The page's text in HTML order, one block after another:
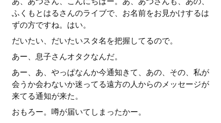
ふくもとはるさんのライブで、お名前をお見かけするは
ずの方ですね。はい。
だいたい、だいたいスタ名を把握してるので。
あー、息子さんオタクなんだ。
あー、あ、やっぱなんか今通知きて、あの、その、私が
会うか会わないか迷ってる遠方の人からのメッセージが
来てる通知が来た。
おもろー。噂が届いてしまったかー。